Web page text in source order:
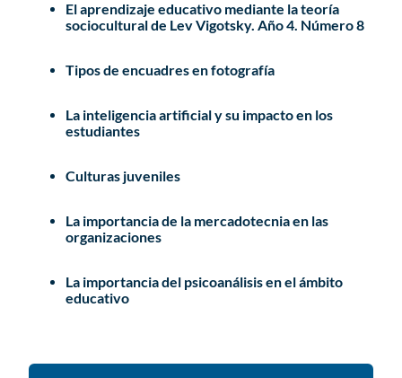
El aprendizaje educativo mediante la teoría
sociocultural de Lev Vigotsky. Año 4. Número 8
Tipos de encuadres en fotografía
La inteligencia artificial y su impacto en los
estudiantes
Culturas juveniles
La importancia de la mercadotecnia en las
organizaciones
La importancia del psicoanálisis en el ámbito
educativo